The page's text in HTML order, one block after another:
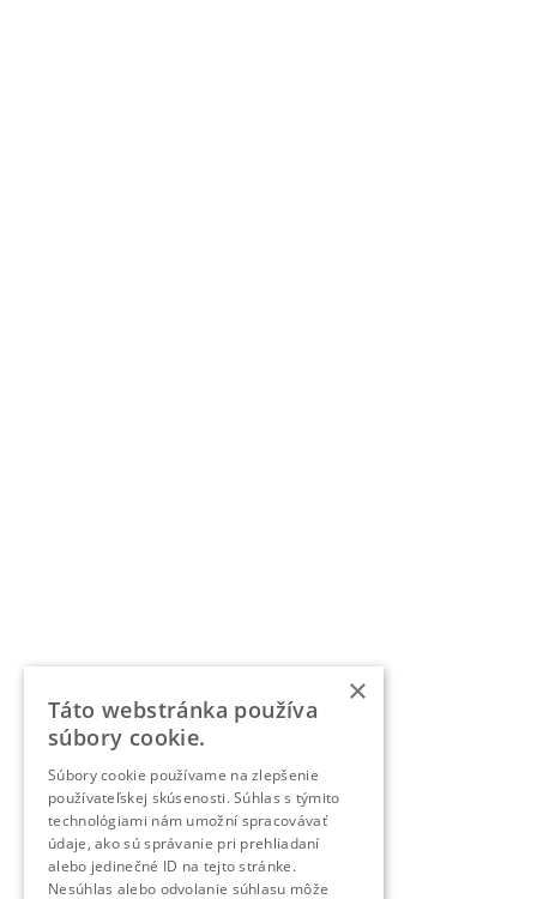
×
Táto webstránka používa
súbory cookie.
Súbory cookie používame na zlepšenie
používateľskej skúsenosti. Súhlas s týmito
technológiami nám umožní spracovávať
údaje, ako sú správanie pri prehliadaní
alebo jedinečné ID na tejto stránke.
Nesúhlas alebo odvolanie súhlasu môže